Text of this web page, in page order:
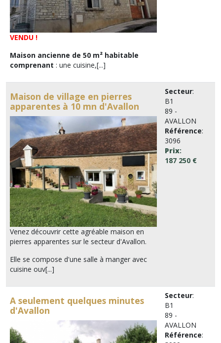
VENDU !
Maison ancienne de 50 m² habitable
comprenant : une cuisine,[...]
Maison de village en pierres
apparentes à 10 mn d'Avallon
Venez découvrir cette agréable maison en
pierres apparentes sur le secteur d'Avallon.
Elle se compose d'une salle à manger avec
cuisine ouv[...]
Secteur:
B1
89 -
AVALLON
Référence:
3096
Prix:
187 250 €
A seulement quelques minutes
d'Avallon
Secteur:
B1
89 -
AVALLON
Référence: